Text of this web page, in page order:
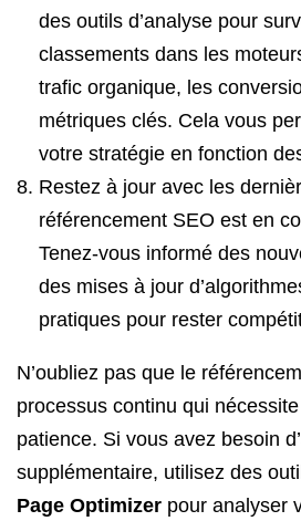
des outils d’analyse pour
classements dans les
trafic organique, les
métriques clés. Cela vous
votre stratégie en fonction
Restez à jour avec les
référencement SEO est en
Tenez-vous informé des
des mises à jour
pratiques pour rester
N’oubliez pas que le
processus continu qui
patience. Si vous avez besoin
supplémentaire, utilisez des
Page Optimizer pour analyser